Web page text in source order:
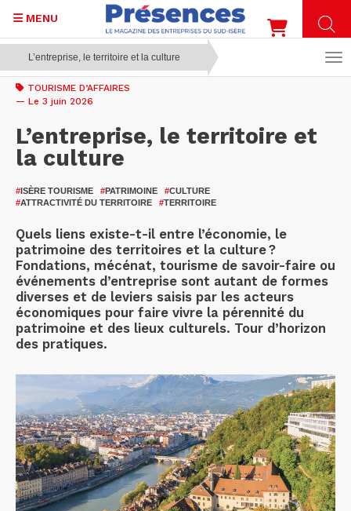
Aller
contenu
MENU
L’entreprise, le territoire et la culture
TOURISME D’AFFAIRES
— Le 3 juin 2026
L’entreprise, le territoire et
la culture
#ISÈRE TOURISME #PATRIMOINE #CULTURE
#ATTRACTIVITÉ DU TERRITOIRE #TERRITOIRE
Quels liens existe-t-il entre l’économie, le
patrimoine des territoires et la culture ?
Fondations, mécénat, tourisme de savoir-faire ou
événements d’entreprise sont autant de formes
diverses et de leviers saisis par les acteurs
économiques pour faire vivre la pérennité du
patrimoine et des lieux culturels. Tour d’horizon
des pratiques.